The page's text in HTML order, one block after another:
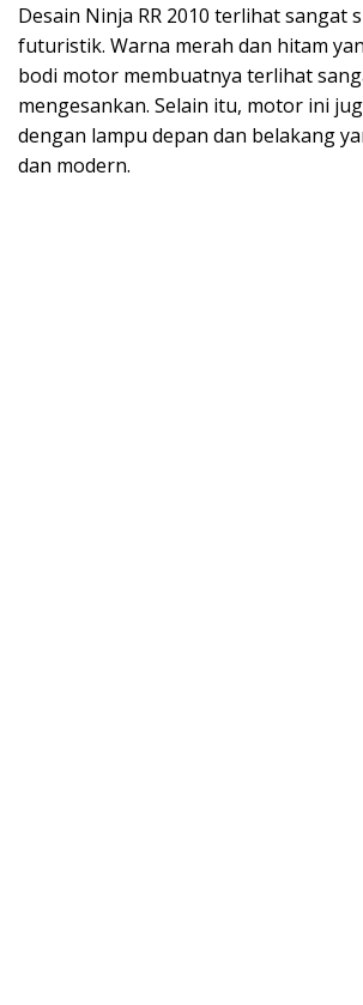
Desain Ninja RR 2010 terlihat sangat
futuristik. Warna merah dan hitam
bodi motor membuatnya terlihat
mengesankan. Selain itu, motor ini
dengan lampu depan dan belakang
dan modern.